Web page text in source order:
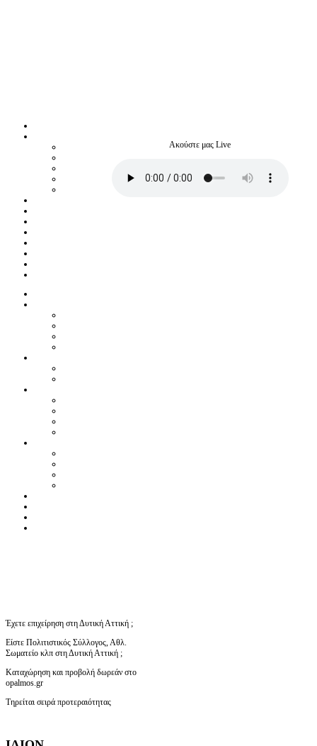
Ακούστε μας Live
Έχετε επιχείρηση στη Δυτική Αττική ;
Είστε Πολιτιστικός Σύλλογος, Αθλ.
Σωματείο κλπ στη Δυτική Αττική ;
Καταχώρηση και προβολή δωρεάν στο
opalmos.gr
Τηρείται σειρά προτεραιότητας